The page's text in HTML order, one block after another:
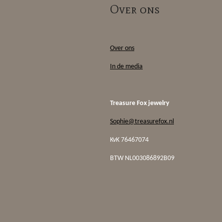
Over ons
Over ons
In de media
Treasure Fox jewelry
Sophie@treasurefox.nl
KvK 76467074
BTW NL003086892B09